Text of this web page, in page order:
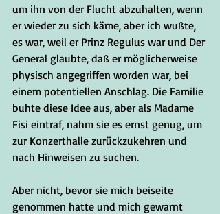
um ihn von der Flucht abzuhalten, wenn
er wieder zu sich käme, aber ich wußte,
es war, weil er Prinz Regulus war und Der
General glaubte, daß er möglicherweise
physisch angegriffen worden war, bei
einem potentiellen Anschlag. Die Familie
buhte diese Idee aus, aber als Madame
Fisi eintraf, nahm sie es ernst genug, um
zur Konzerthalle zurückzukehren und
nach Hinweisen zu suchen.
Aber nicht, bevor sie mich beiseite
genommen hatte und mich gewarnt